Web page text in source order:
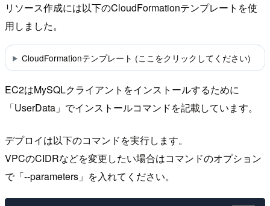
リソース作成には以下のCloudFormationテンプレートを使
用しました。
CloudFormationテンプレート (ここをクリックしてください)
EC2はMySQLクライアントをインストールするために
「UserData」でインストールコマンドを記載しています。
デプロイは以下のコマンドを実行します。
VPCのCIDRなどを変更したい場合はコマンドのオプション
で「--parameters」を入れてください。